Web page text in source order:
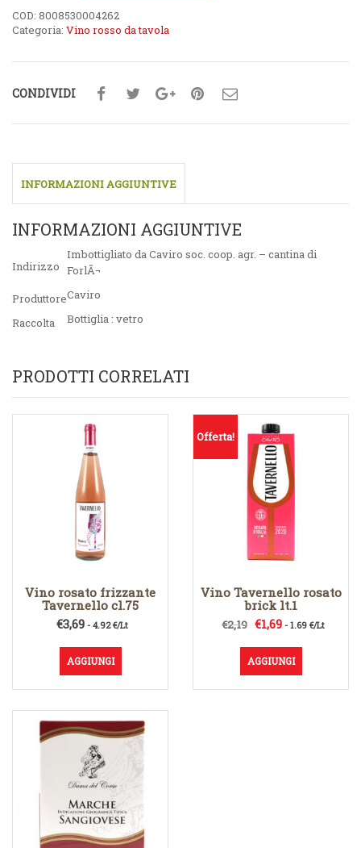
COD: 8008530004262
Categoria: Vino rosso da tavola
CONDIVIDI
INFORMAZIONI AGGIUNTIVE
INFORMAZIONI AGGIUNTIVE
Indirizzo
Imbottigliato da Caviro soc. coop. agr. – cantina di
ForlÃ¬
ProduttoreCaviro
Raccolta
Bottiglia : vetro
PRODOTTI CORRELATI
Vino rosato frizzante
Tavernello cl.75
€3,69 - 4.92 €/Lt
AGGIUNGI
Offerta!
Vino Tavernello rosato
brick lt.1
€2,19 Il
originale
era:
€2,19.
€1,69Il
attuale
è:
€1,69.
- 1.69 €/Lt
AGGIUNGI